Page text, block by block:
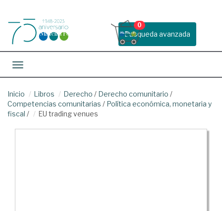
Busqueda avanzada
0
Toggle navigation
Inicio Libros Derecho / Derecho comunitario /
Competencias comunitarias / Política económica, monetaria y
fiscal / EU trading venues